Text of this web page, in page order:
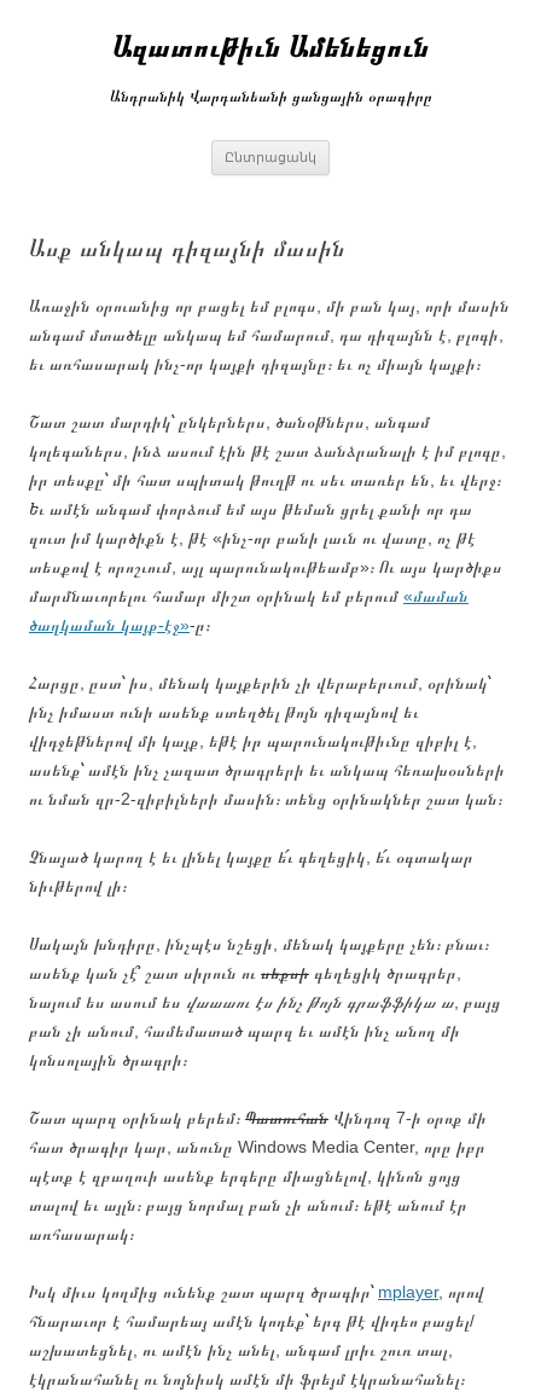
Ազատութիւն Ամենեցուն
Անդրանիկ Վարդանեանի ցանցային օրագիրը
Ընտրացանկ
Ասք անկապ դիզայնի մասին
Առաջին օրուանից որ բացել եմ բլոգս, մի բան կայ, որի մասին
անգամ մտածելը անկապ եմ համարում, դա դիզայնն է, բլոգի,
եւ առհասարակ ինչ-որ կայքի դիզայնը։ եւ ոչ միայն կայքի։
Շատ շատ մարդիկ՝ ընկերներս, ծանօթներս, անգամ
կոլեգաներս, ինձ ասում էին թէ շատ ձանձրանալի է իմ բլոգը,
իր տեսքը՝ մի հատ սպիտակ թուղթ ու սեւ տառեր են, եւ վերջ։
Եւ ամէն անգամ փորձում եմ այս թեման ցրել քանի որ դա
զուտ իմ կարծիքն է, թէ «ինչ-որ բանի լաւն ու վատը, ոչ թէ
տեսքով է որոշւում, այլ պարունակութեամբ»։ Ու այս կարծիքս
մարմնաւորելու համար միշտ օրինակ եմ բերում «մաման
ծաղկաման կայք-էջ»-ը։
Հարցը, ըստ՝ իս, մենակ կայքերին չի վերաբերւում, օրինակ՝
ինչ իմաստ ունի ասենք ստեղծել թոյն դիզայնով եւ
վիդջեթներով մի կայք, եթէ իր պարունակութիւնը զիբիլ է,
ասենք՝ ամէն ինչ չազատ ծրագրերի եւ անկապ հեռախօսների
ու նման զր-2-զիբիլների մասին։ տենց օրինակներ շատ կան։
Չնայած կարող է եւ լինել կայքը ե՛ւ գեղեցիկ, ե՛ւ օգտակար
նիւթերով լի։
Սակայն խնդիրը, ինչպէս նշեցի, մենակ կայքերը չեն։ բնաւ։
ասենք կան չէ՞ շատ սիրուն ու սեքսի գեղեցիկ ծրագրեր,
նայում ես ասում ես վաաաու էս ինչ թոյն գրաֆֆիկա ա , բայց
բան չի անում, համեմատած պարզ եւ ամէն ինչ անող մի
կոնսոլային ծրագրի։
Շատ պարզ օրինակ բերեմ։ Պատուհան Վինդոզ 7-ի օրոք մի
հատ ծրագիր կար, անունը Windows Media Center, որը իբր
պէտք է զբաղուի ասենք երգերը միացնելով, կինոն ցոյց
տալով եւ այլն։ բայց նորմալ բան չի անում։ եթէ անում էր
առհասարակ։
Իսկ միւս կողմից ունենք շատ պարզ ծրագիր՝ mplayer, որով
հնարաւոր է համարեայ ամէն կոդեք՝ երգ թէ վիդեո բացել/
աշխատեցնել, ու ամէն ինչ անել, անգամ լրիւ շուռ տալ,
էկրանահանել ու նոյնիսկ ամէն մի ֆրեյմ էկրանահանել։